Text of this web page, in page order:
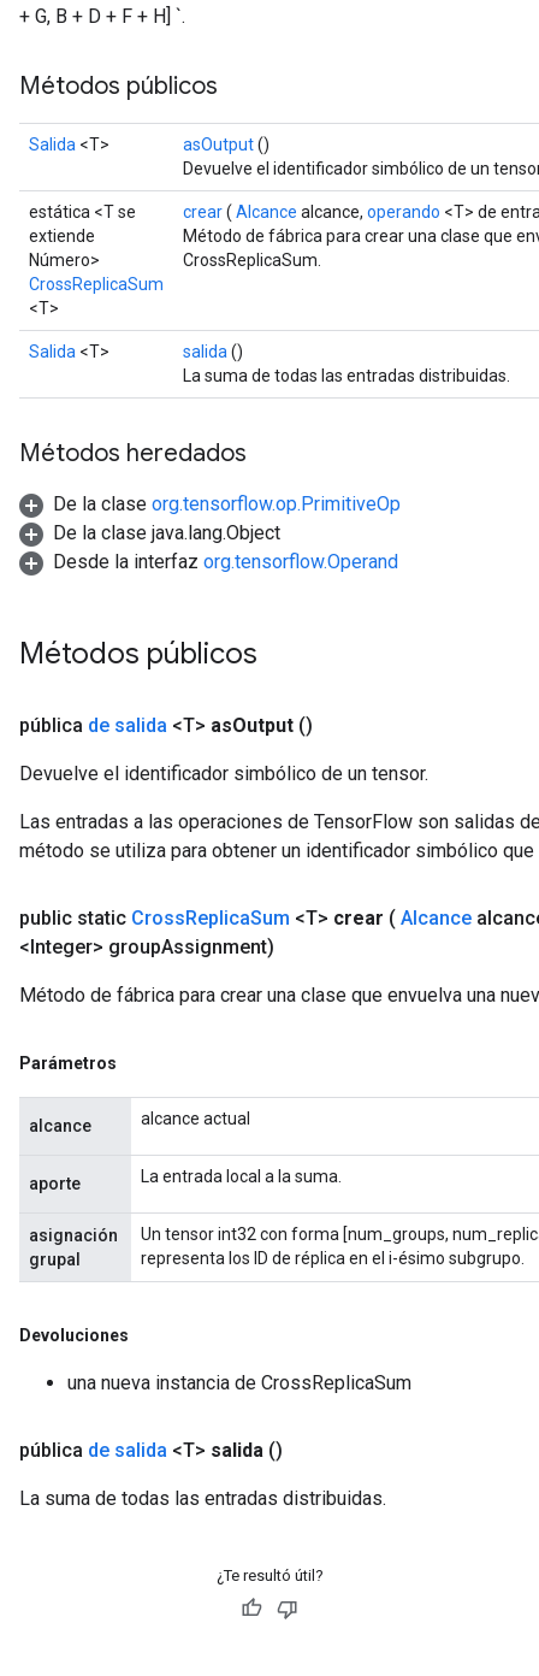
+ G, B + D + F + H] `.
Métodos públicos
Salida <T> asOutput()
Devuelve el identificador simbólico de un
estática <T se
extiende
Número>
CrossReplicaSum
<T>
crear( Alcance alcance, operando <T> de
Método de fábrica para crear una clase que
CrossReplicaSum.
Salida <T> salida ()
La suma de todas las entradas distribuidas.
Métodos heredados
De la clase org.tensorflow.op.PrimitiveOp
De la clase java.lang.Object
Desde la interfaz org.tensorflow.Operand
Métodos públicos
pública de salida <T> asOutput ()
Devuelve el identificador simbólico de un tensor.
Las entradas a las operaciones de TensorFlow son salidas
método se utiliza para obtener un identificador simbólico
public static CrossReplicaSum <T> crear ( Alcance
<Integer> groupAssignment)
Método de fábrica para crear una clase que envuelva una
Parámetros
alcance alcance actual
aporte La entrada local a la suma.
asignación
grupal
Un tensor int32 con forma [num_groups,
representa los ID de réplica en el i-ésimo subgrupo.
Devoluciones
una nueva instancia de CrossReplicaSum
pública de salida <T> salida ()
La suma de todas las entradas distribuidas.
¿Te resultó útil?